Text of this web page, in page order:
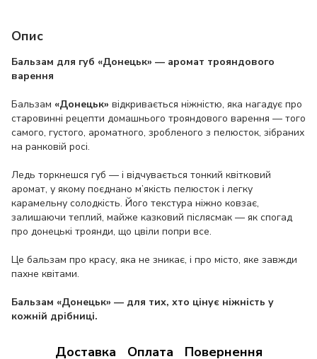
Опис
Бальзам для губ «Донецьк» — аромат трояндового
варення
Бальзам «Донецьк» відкривається ніжністю, яка нагадує про
старовинні рецепти домашнього трояндового варення — того
самого, густого, ароматного, зробленого з пелюсток, зібраних
на ранковій росі.
Ледь торкнешся губ — і відчувається тонкий квітковий
аромат, у якому поєднано м’якість пелюсток і легку
карамельну солодкість. Його текстура ніжно ковзає,
залишаючи теплий, майже казковий післясмак — як спогад
про донецькі троянди, що цвіли попри все.
Це бальзам про красу, яка не зникає, і про місто, яке завжди
пахне квітами.
Бальзам «Донецьк» — для тих, хто цінує ніжність у
кожній дрібниці.
Доставка Оплата Повернення